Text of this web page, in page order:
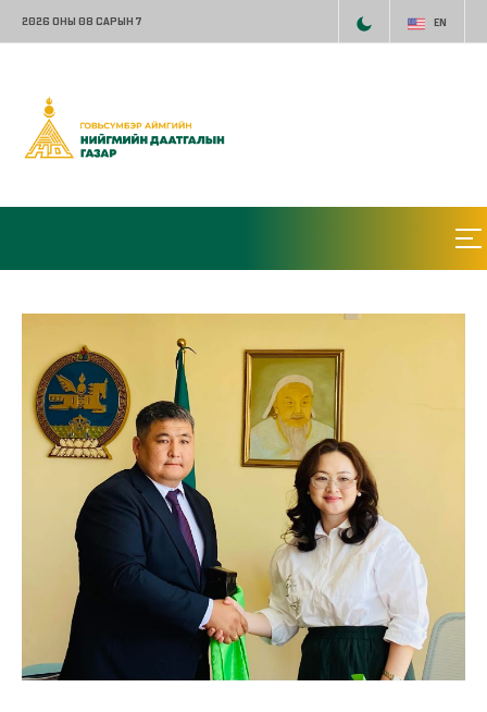
2026 ОНЫ 08 САРЫН 7 EN